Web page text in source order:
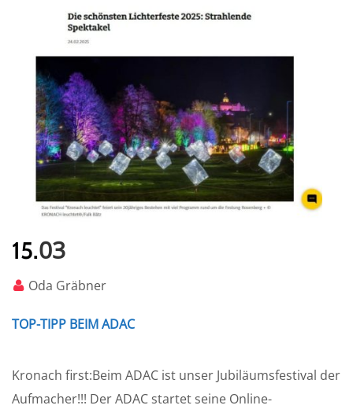
15.03
Oda Gräbner
TOP-TIPP BEIM ADAC
Kronach first:Beim ADAC ist unser Jubiläumsfestival der
Aufmacher!!! Der ADAC startet seine Online-